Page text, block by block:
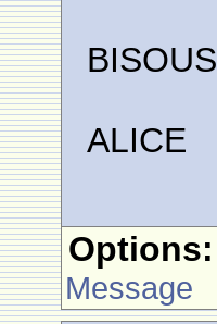
BISOUS
ALICE
Options:
Message